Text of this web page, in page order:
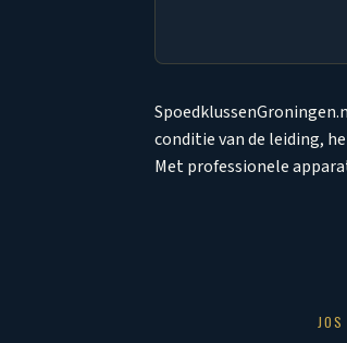
conditie van de leiding,
Met professionele
JOS